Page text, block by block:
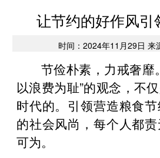
让节约的好作风引
时间：2024年11月29日 来
节俭朴素，力戒奢靡
以浪费为耻”的观念，不
时代的。引领营造粮食
的社会风尚，每个人都
可为。